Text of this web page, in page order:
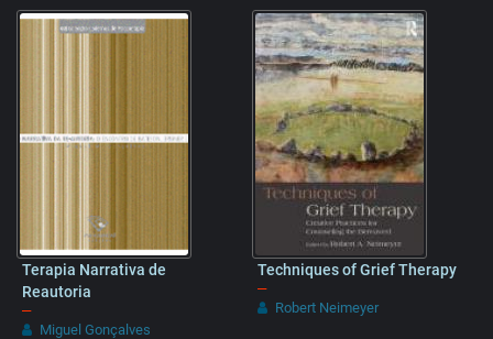
Terapia Narrativa de
Reautoria
–
Miguel Gonçalves
Techniques of Grief Therapy
–
Robert Neimeyer